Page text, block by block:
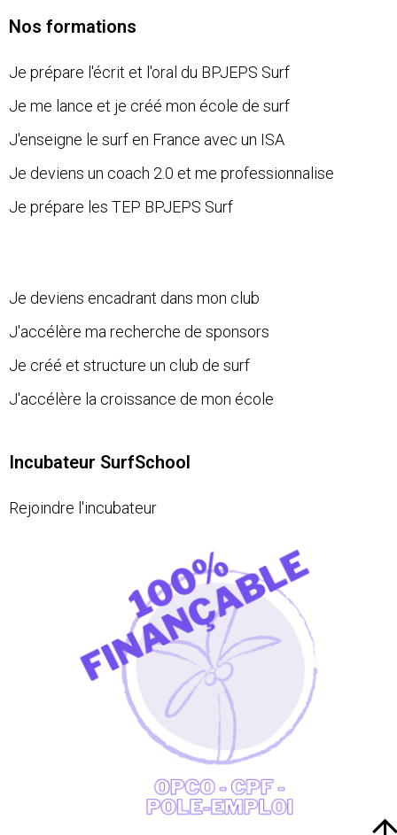
Nos formations
Je prépare l'écrit et l'oral du BPJEPS Surf
Je me lance et je créé mon école de surf
J'enseigne le surf en France avec un ISA
Je deviens un coach 2.0 et me professionnalise
Je prépare les TEP BPJEPS Surf
Je deviens encadrant dans mon club
J'accélère ma recherche de sponsors
Je créé et structure un club de surf
J'accélère la croissance de mon école
Incubateur SurfSchool
Rejoindre l'incubateur